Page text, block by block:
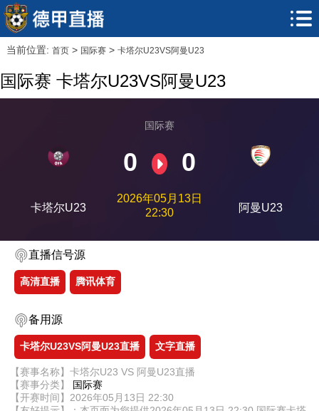
当前位置: 首页> 国际赛> 卡塔尔U23VS阿曼U23
国际赛 卡塔尔U23VS阿曼U23
卡塔尔U23
国际赛
0 0
2026年05月13日
22:30
阿曼U23
直播信号源
高清直播 腾讯体育
备用源
卡塔尔U23VS阿曼U23直播 文字直播
【赛事名称】卡塔尔U23 VS 阿曼U23直播
【赛事分类】 国际赛
【开赛时间】2026年05月13日 22:30